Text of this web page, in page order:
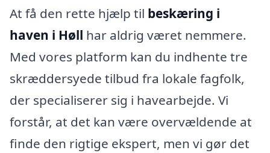
At få den rette hjælp til beskæring i
haven i Høll har aldrig været nemmere.
Med vores platform kan du indhente tre
skræddersyede tilbud fra lokale fagfolk,
der specialiserer sig i havearbejde. Vi
forstår, at det kan være overvældende at
finde den rigtige ekspert, men vi gør det